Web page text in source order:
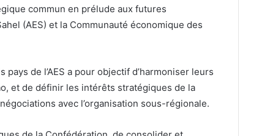
commun en prélude aux futures
(AES) et la Communauté économique des
de l’AES a pour objectif d’harmoniser leurs
et de définir les intérêts stratégiques de la
avec l’organisation sous-régionale.